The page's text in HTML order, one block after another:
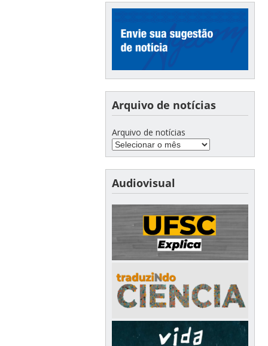
Arquivo de notícias
Arquivo de notícias
Audiovisual